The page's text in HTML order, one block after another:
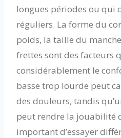
longues périodes ou qui
réguliers. La forme du
poids, la taille du
frettes sont des facteurs
considérablement le
basse trop lourde peut
des douleurs, tandis
peut rendre la jouabilité
important d’essayer